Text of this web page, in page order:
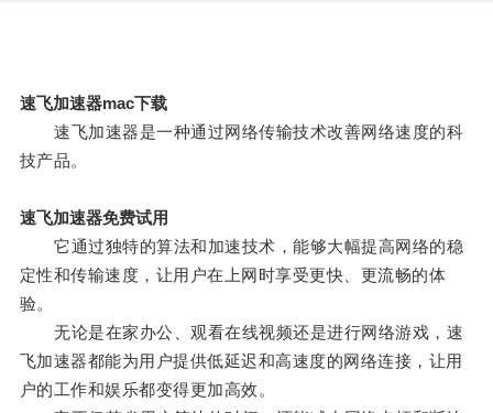
速飞加速器mac下载
速飞加速器是一种通过网络传输技术改善网络速度的科
技产品。
速飞加速器免费试用
它通过独特的算法和加速技术，能够大幅提高网络的稳
定性和传输速度，让用户在上网时享受更快、更流畅的体
验。
无论是在家办公、观看在线视频还是进行网络游戏，速
飞加速器都能为用户提供低延迟和高速度的网络连接，让用
户的工作和娱乐都变得更加高效。